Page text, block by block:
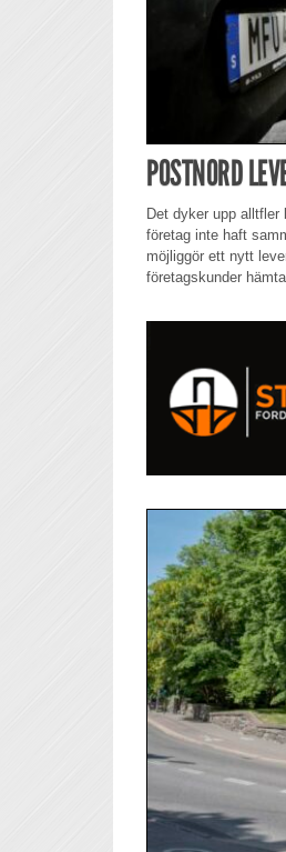
POSTNORD
Det dyker upp
företag inte haft
möjliggör ett nytt
företagskunder